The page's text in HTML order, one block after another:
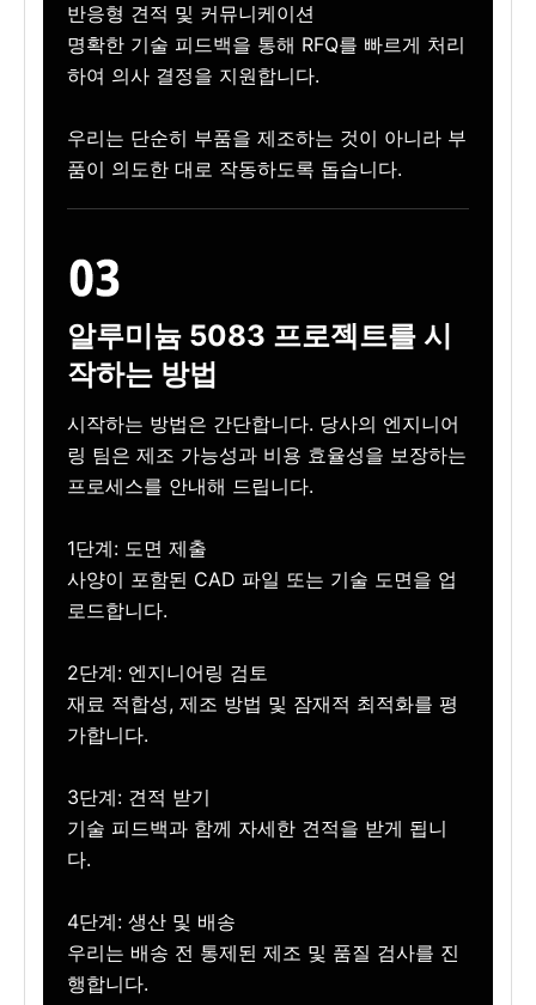
반응형 견적 및 커뮤니케이션
명확한 기술 피드백을 통해 RFQ를 빠르게 처리
하여 의사 결정을 지원합니다.
우리는 단순히 부품을 제조하는 것이 아니라 부
품이 의도한 대로 작동하도록 돕습니다.
알루미늄 5083 프로젝트를 시
작하는 방법
시작하는 방법은 간단합니다. 당사의 엔지니어
링 팀은 제조 가능성과 비용 효율성을 보장하는
프로세스를 안내해 드립니다.
1단계: 도면 제출
사양이 포함된 CAD 파일 또는 기술 도면을 업
로드합니다.
2단계: 엔지니어링 검토
재료 적합성, 제조 방법 및 잠재적 최적화를 평
가합니다.
3단계: 견적 받기
기술 피드백과 함께 자세한 견적을 받게 됩니
다.
4단계: 생산 및 배송
우리는 배송 전 통제된 제조 및 품질 검사를 진
행합니다.